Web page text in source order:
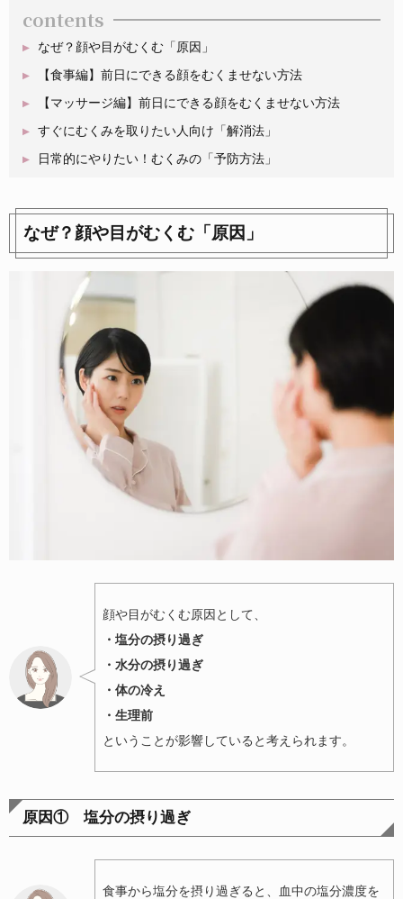
contents
なぜ？顔や目がむくむ「原因」
【食事編】前日にできる顔をむくませない方法
【マッサージ編】前日にできる顔をむくませない方法
すぐにむくみを取りたい人向け「解消法」
日常的にやりたい！むくみの「予防方法」
なぜ？顔や目がむくむ「原因」
顔や目がむくむ原因として、
・ 塩分の摂り過ぎ
・水分の摂り過ぎ
・体の冷え
・生理前
ということが影響していると考えられます。
原因① 塩分の摂り過ぎ
食事から塩分を摂り過ぎると、血中の塩分濃度を